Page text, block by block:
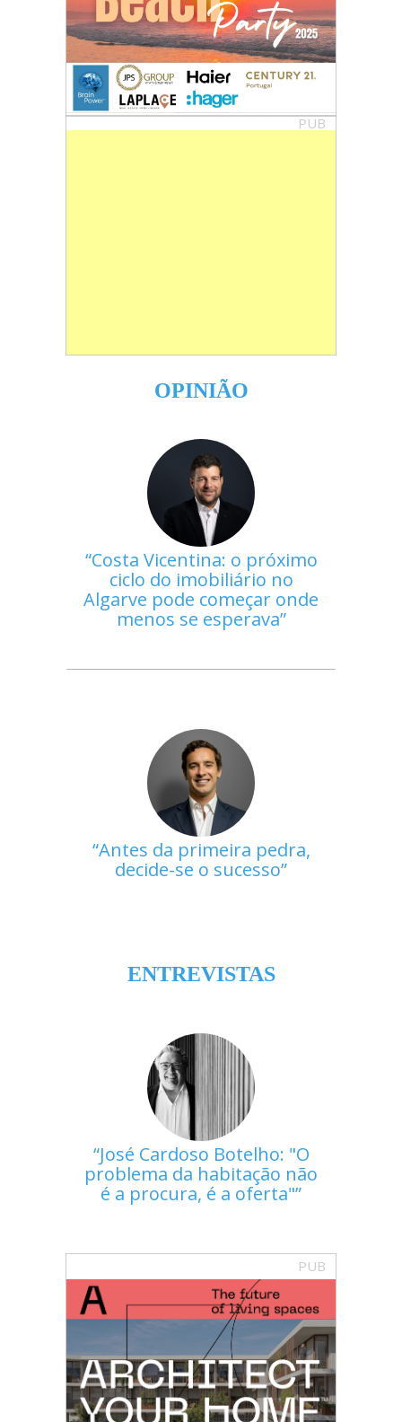
PUB
OPINIÃO
Costa Vicentina: o próximo
ciclo do imobiliário no
Algarve pode começar onde
menos se esperava
Antes da primeira pedra,
decide-se o sucesso
ENTREVISTAS
José Cardoso Botelho: "O
problema da habitação não
é a procura, é a oferta"
PUB